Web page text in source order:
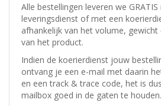
Alle bestellingen leveren we
leveringsdienst of met een
afhankelijk van het volume,
van het product.
Indien de koerierdienst jouw
ontvang je een e-mail met daarin
en een track & trace code, het is
mailbox goed in de gaten te houden.